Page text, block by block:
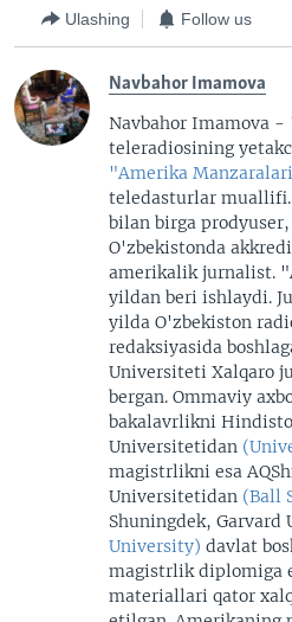
Ulashing Follow us
Navbahor Imamova
Navbahor Imamova -
teleradiosining
"Amerika
teledasturlar
bilan birga
O'zbekistonda
amerikalik jurnalist.
yildan beri ishlaydi.
yilda O'zbekiston
redaksiyasida
Universiteti Xalqaro
bergan. Ommaviy
bakalavrlikni
Universitetidan
magistrlikni esa
Universitetidan (Ball
Shuningdek,
University) davlat
magistrlik diplomiga
materiallari qator